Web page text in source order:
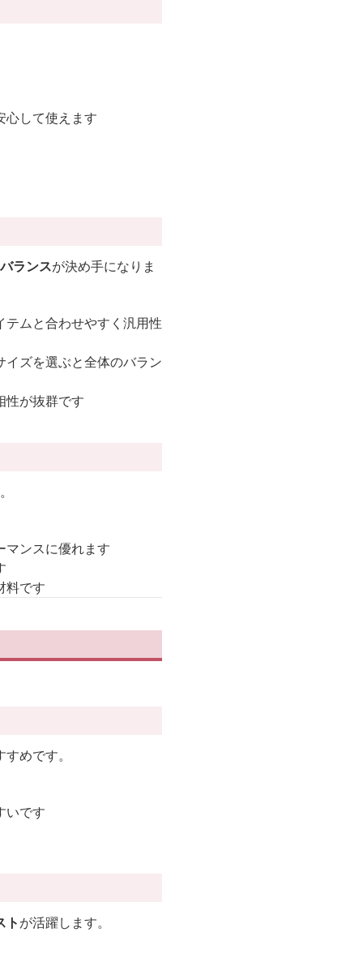
心して使えます
ランスが決め手になりま
ムと合わせやすく汎用性
ズを選ぶと全体のバラン
性が抜群です
マンスに優れます
料です
めです。
いです
トが活躍します。